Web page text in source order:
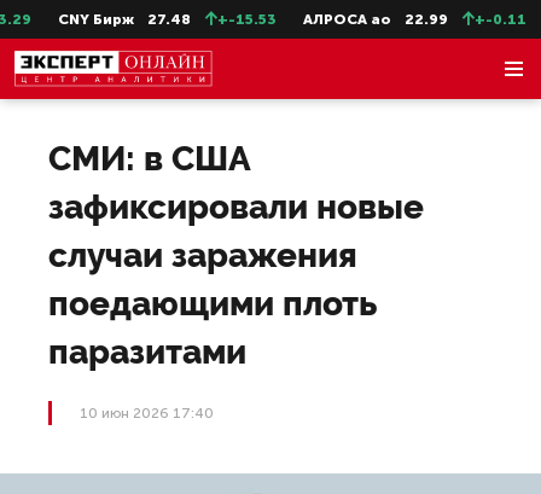
CNY Бирж 27.48 +-15.53 АЛРОСА ао 22.99 +-0.11
СМИ: в США
зафиксировали новые
случаи заражения
поедающими плоть
паразитами
10 июн 2026 17:40